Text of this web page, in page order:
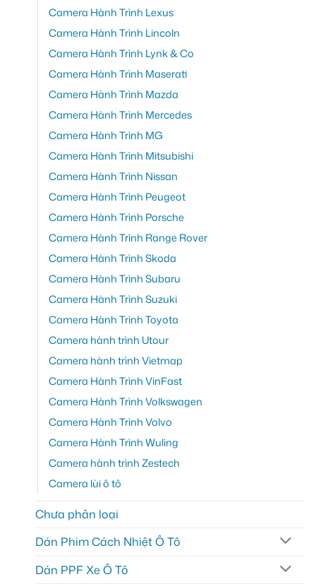
Camera Hành Trình Lexus
Camera Hành Trình Lincoln
Camera Hành Trình Lynk & Co
Camera Hành Trình Maserati
Camera Hành Trình Mazda
Camera Hành Trình Mercedes
Camera Hành Trình MG
Camera Hành Trình Mitsubishi
Camera Hành Trình Nissan
Camera Hành Trình Peugeot
Camera Hành Trình Porsche
Camera Hành Trình Range Rover
Camera Hành Trình Skoda
Camera Hành Trình Subaru
Camera Hành Trình Suzuki
Camera Hành Trình Toyota
Camera hành trình Utour
Camera hành trình Vietmap
Camera Hành Trình VinFast
Camera Hành Trình Volkswagen
Camera Hành Trình Volvo
Camera Hành Trình Wuling
Camera hành trình Zestech
Camera lùi ô tô
Chưa phân loại
Dán Phim Cách Nhiệt Ô Tô
Dán PPF Xe Ô Tô